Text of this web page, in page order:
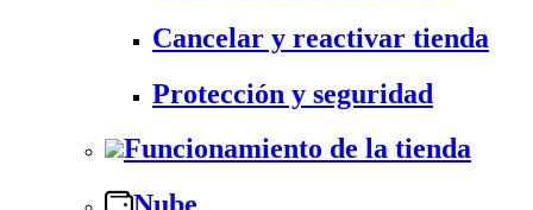
Cancelar y reactivar tienda
Protección y seguridad
Funcionamiento de la tienda